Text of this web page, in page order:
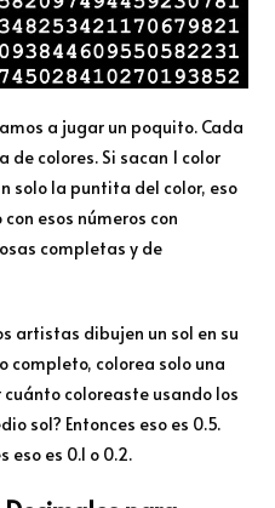
a jugar un poquito. Cada
colores. Si sacan 1 color
solo la puntita del color, eso
con esos números con
completas y de
artistas dibujen un sol en su
completo, colorea solo una
coloreaste usando los
sol? Entonces eso es 0.5.
eso es 0.1 o 0.2.